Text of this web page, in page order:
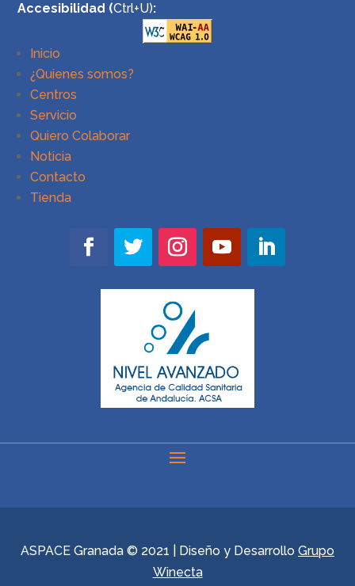
Accesibilidad (Ctrl+U):
Inicio
¿Quienes somos?
Centros
Servicio
Quiero Colaborar
Noticia
Contacto
Tienda
ASPACE Granada © 2021 | Diseño y Desarrollo Grupo
Winecta